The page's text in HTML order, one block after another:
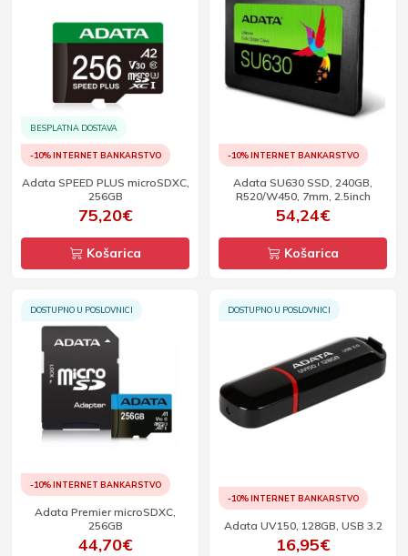
BESPLATNA DOSTAVA
-10% INTERNET BANKARSTVO
Adata SPEED PLUS microSDXC,
256GB
75,20€
Košarica
-10% INTERNET BANKARSTVO
Adata SU630 SSD, 240GB,
R520/W450, 7mm, 2.5inch
54,24€
Košarica
DOSTUPNO U POSLOVNICI
-10% INTERNET BANKARSTVO
Adata Premier microSDXC,
256GB
44,70€
DOSTUPNO U POSLOVNICI
-10% INTERNET BANKARSTVO
Adata UV150, 128GB, USB 3.2
16,95€